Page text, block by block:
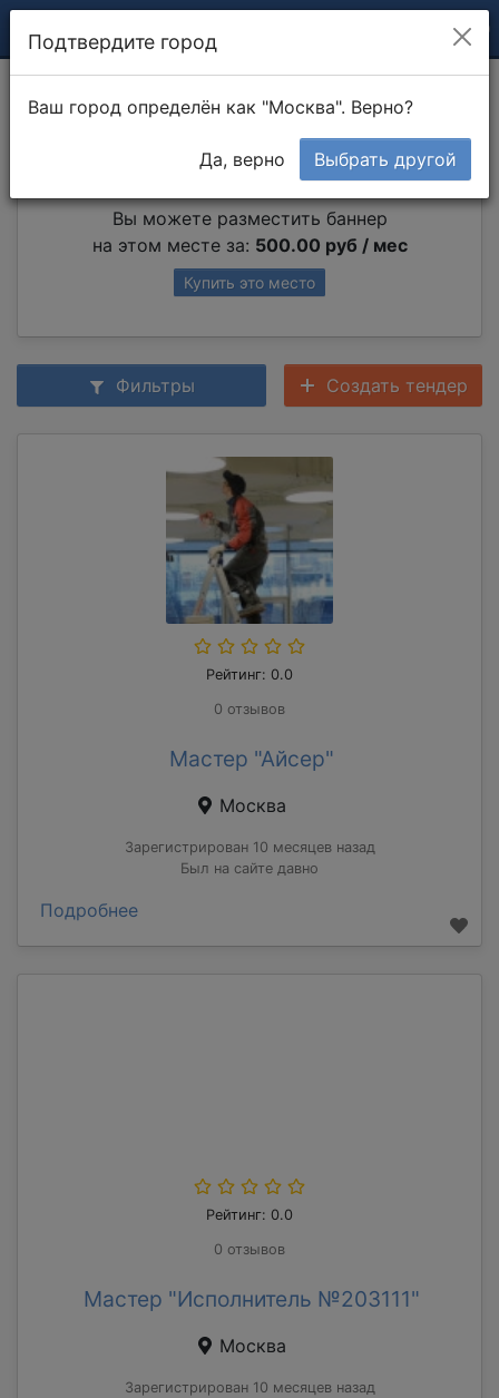
Фонтаны
Вы можете разместить баннер
на этом месте за: 500.00 руб / мес
Купить это место
Фильтры Создать тендер
Рейтинг: 0.0
0 отзывов
Мастер "Айсер"
Москва
Зарегистрирован 10 месяцев назад
Был на сайте давно
Подробнее
Рейтинг: 0.0
0 отзывов
Мастер "Исполнитель №203111"
Москва
Зарегистрирован 10 месяцев назад
Подтвердите город
Ваш город определён как "Москва". Верно?
Да, верно Выбрать другой